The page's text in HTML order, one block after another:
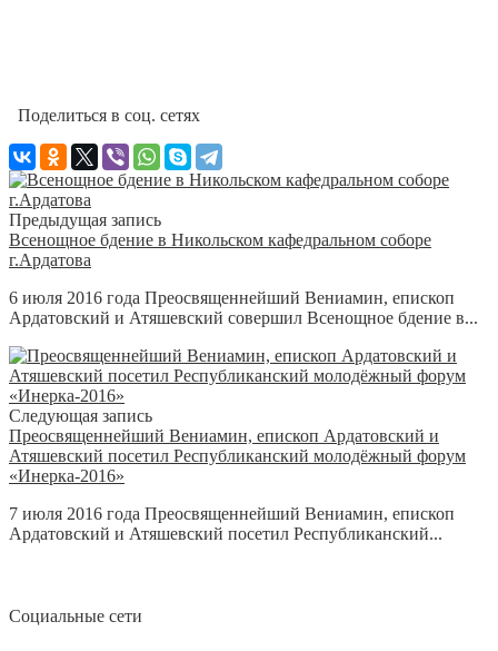
Поделиться в соц. сетях
Предыдущая запись
Всенощное бдение в Никольском кафедральном соборе
г.Ардатова
6 июля 2016 года Преосвященнейший Вениамин, епископ
Ардатовский и Атяшевский совершил Всенощное бдение в...
Следующая запись
Преосвященнейший Вениамин, епископ Ардатовский и
Атяшевский посетил Республиканский молодёжный форум
«Инерка-2016»
7 июля 2016 года Преосвященнейший Вениамин, епископ
Ардатовский и Атяшевский посетил Республиканский...
Социальные сети